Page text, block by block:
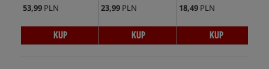
53,99 PLN
KUP
23,99 PLN
KUP
18,49 PLN
KUP